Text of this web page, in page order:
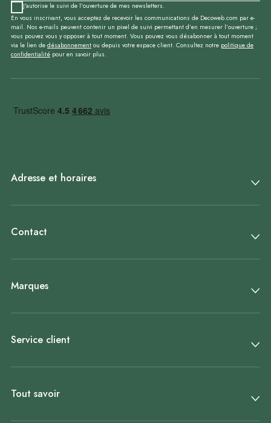
J'autorise le suivi de l'ouverture de mes newsletters.
En vous inscrivant, vous acceptez de recevoir les communications de Decoweb.com par e-
mail. Nos e-mails peuvent contenir un pixel de suivi permettant d’en mesurer l’ouverture ;
vous pouvez vous y opposer à tout moment. Vous pouvez vous désabonner à tout moment
via le lien de désabonnement ou depuis votre espace client. Consultez notre politique de
confidentialité pour en savoir plus.
Adresse et horaires
Contact
Marques
Service client
Tout savoir